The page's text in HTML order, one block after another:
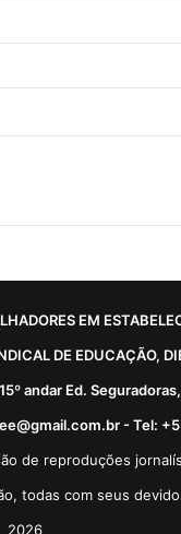
EM
DE EDUCAÇÃO,
andar Ed.
- Tel:
de reproduções
todas com seus
2026